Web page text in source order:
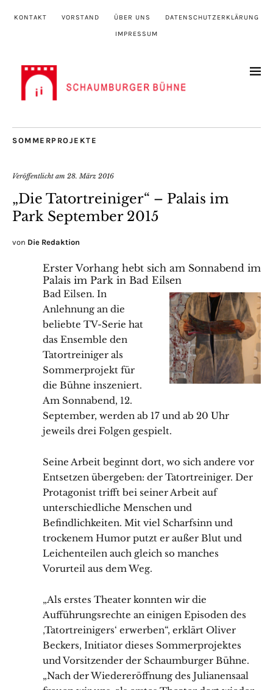
KONTAKT VORSTAND ÜBER UNS DATENSCHUTZERKLÄRUNG
IMPRESSUM
SOMMERPROJEKTE
Veröffentlicht am 28. März 2016
„Die Tatortreiniger“ – Palais im
Park September 2015
von Die Redaktion
Erster Vorhang hebt sich am Sonnabend im
Palais im Park in Bad Eilsen
Bad Eilsen. In
Anlehnung an die
beliebte TV-Serie hat
das Ensemble den
Tatortreiniger als
Sommerprojekt für
die Bühne inszeniert.
Am Sonnabend, 12.
September, werden ab 17 und ab 20 Uhr
jeweils drei Folgen gespielt.
Seine Arbeit beginnt dort, wo sich andere vor
Entsetzen übergeben: der Tatortreiniger. Der
Protagonist trifft bei seiner Arbeit auf
unterschiedliche Menschen und
Befindlichkeiten. Mit viel Scharfsinn und
trockenem Humor putzt er außer Blut und
Leichenteilen auch gleich so manches
Vorurteil aus dem Weg.
„Als erstes Theater konnten wir die
Aufführungsrechte an einigen Episoden des
‚Tatortreinigers‘ erwerben“, erklärt Oliver
Beckers, Initiator dieses Sommerprojektes
und Vorsitzender der Schaumburger Bühne.
„Nach der Wiedereröffnung des Julianensaal